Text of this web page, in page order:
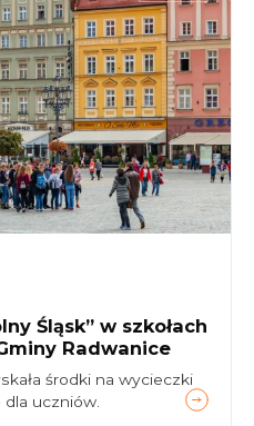
Śląsk” w szkołach
Radwanice
środki na wycieczki
uczniów.